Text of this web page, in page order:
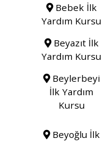
Bebek İlk
Yardım Kursu
Beyazıt İlk
Yardım Kursu
Beylerbeyi
İlk Yardım
Kursu
Beyoğlu İlk